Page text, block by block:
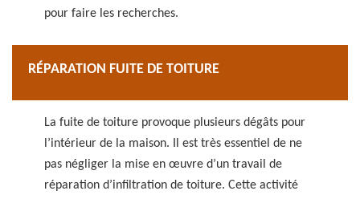
pour faire les recherches.
RÉPARATION FUITE DE TOITURE
La fuite de toiture provoque plusieurs dégâts pour
l’intérieur de la maison. Il est très essentiel de ne
pas négliger la mise en œuvre d’un travail de
réparation d’infiltration de toiture. Cette activité